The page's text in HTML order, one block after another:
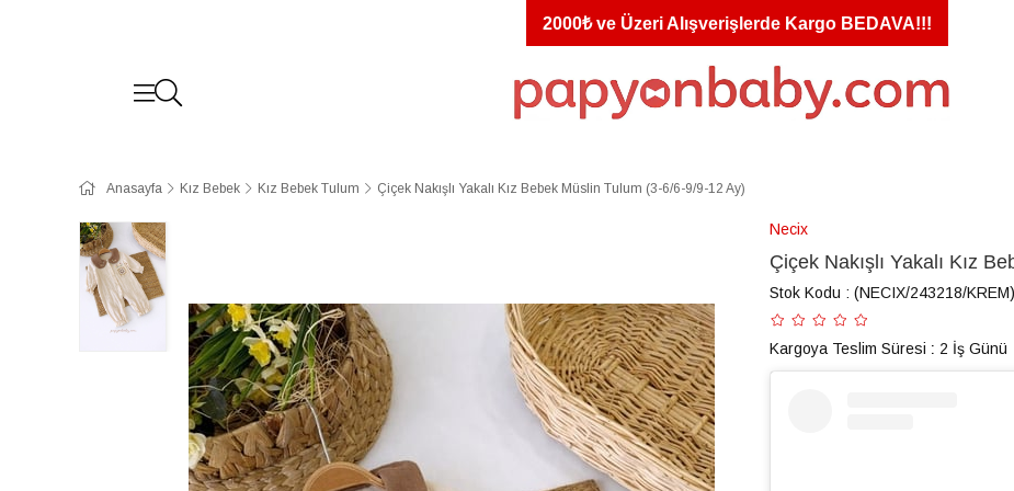
2000₺ ve Üzeri Alışverişlerde Kargo BEDAVA!!!
Anasayfa Kız Bebek Kız Bebek Tulum Çiçek Nakışlı Yakalı Kız Bebek Müslin Tulum (3-6/6-9/9-12 Ay)
Necix
Çiçek Nakışlı Yakalı Kız
Stok Kodu (NECIX/243218/KREM)
Kargoya Teslim Süresi : 2 İş Günü